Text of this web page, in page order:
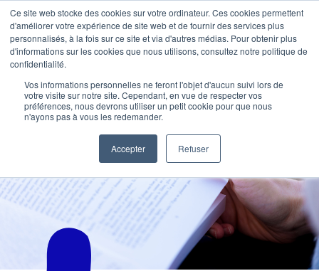
Ce site web stocke des cookies sur votre ordinateur. Ces cookies permettent
d'améliorer votre expérience de site web et de fournir des services plus
personnalisés, à la fois sur ce site et via d'autres médias. Pour obtenir plus
d'informations sur les cookies que nous utilisons, consultez notre politique de
confidentialité.
Vos informations personnelles ne feront l'objet d'aucun suivi lors de
votre visite sur notre site. Cependant, en vue de respecter vos
préférences, nous devrons utiliser un petit cookie pour que nous
n'ayons pas à vous les redemander.
Accepter Refuser